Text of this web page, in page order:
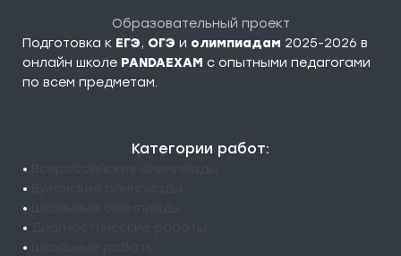
Образовательный проект
Подготовка к ЕГЭ, ОГЭ и олимпиадам 2025-2026 в
онлайн школе PANDAEXAM c опытными педагогами
по всем предметам.
Категории работ:
•
•
•
•
•